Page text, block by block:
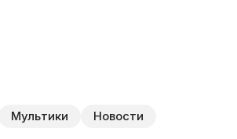
Мультики Новости